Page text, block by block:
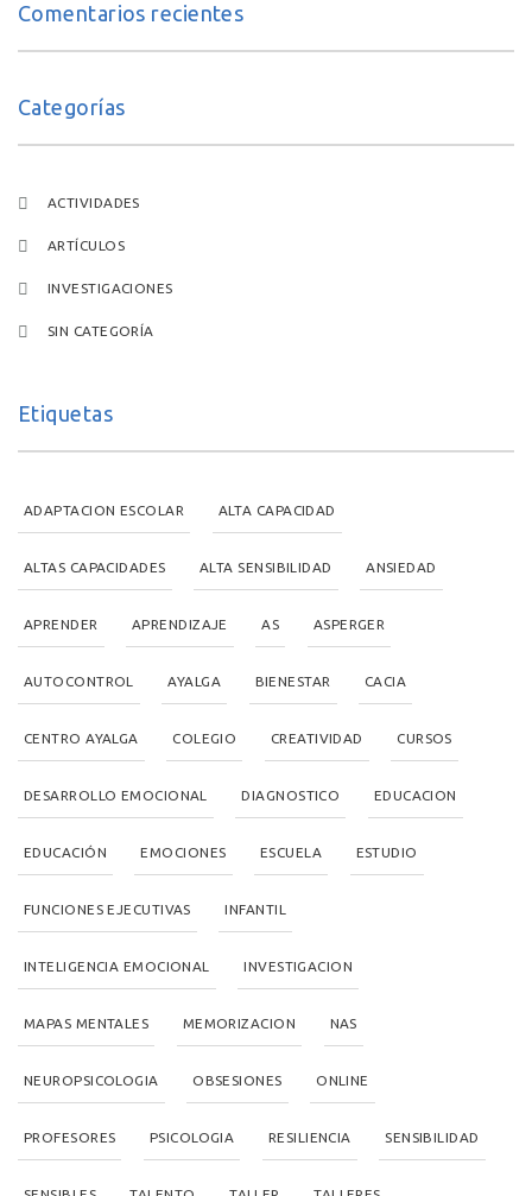
Comentarios recientes
Categorías
ACTIVIDADES
ARTÍCULOS
INVESTIGACIONES
SIN CATEGORÍA
Etiquetas
ADAPTACION ESCOLAR ALTA CAPACIDAD
ALTAS CAPACIDADES ALTA SENSIBILIDAD ANSIEDAD
APRENDER APRENDIZAJE AS ASPERGER
AUTOCONTROL AYALGA BIENESTAR CACIA
CENTRO AYALGA COLEGIO CREATIVIDAD CURSOS
DESARROLLO EMOCIONAL DIAGNOSTICO EDUCACION
EDUCACIÓN EMOCIONES ESCUELA ESTUDIO
FUNCIONES EJECUTIVAS INFANTIL
INTELIGENCIA EMOCIONAL INVESTIGACION
MAPAS MENTALES MEMORIZACION NAS
NEUROPSICOLOGIA OBSESIONES ONLINE
PROFESORES PSICOLOGIA RESILIENCIA SENSIBILIDAD